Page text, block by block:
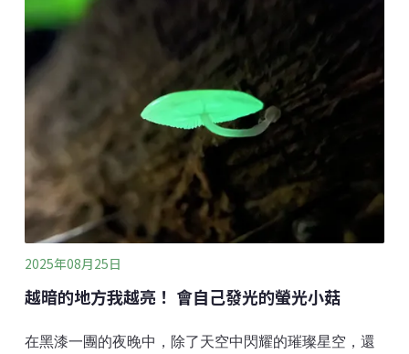
特徵。例如長在樹幹上的伏石蕨，孢子囊群呈線型，沒
有孢膜。爬郊山常看見的腎蕨，孢膜的形狀和腎臟非常
相似，因此得名腎蕨。今天的主角扇葉鐵線蕨，可是擁
有特殊的「假孢膜」！為什麼說它「假」？因為我們說
的孢膜，是葉表細胞發育而成的另一個構造，可以想像
成多長出一個小蓋子，去保護裡面的孢子囊群；但假孢
膜只是既有的葉子邊緣捲起來，把孢子囊群給包住而
已。蕨類的孢子囊群和孢膜，形狀十分多樣，長條形、
圓形或線形；魚鱗狀、口袋型、管狀或盾狀……等等，
一時表列不完。這讓我回想起，第一次
2025年08月25日
越暗的地方我越亮！ 會自己發光的螢光小菇
在黑漆一團的夜晚中，除了天空中閃耀的璀璨星空，還